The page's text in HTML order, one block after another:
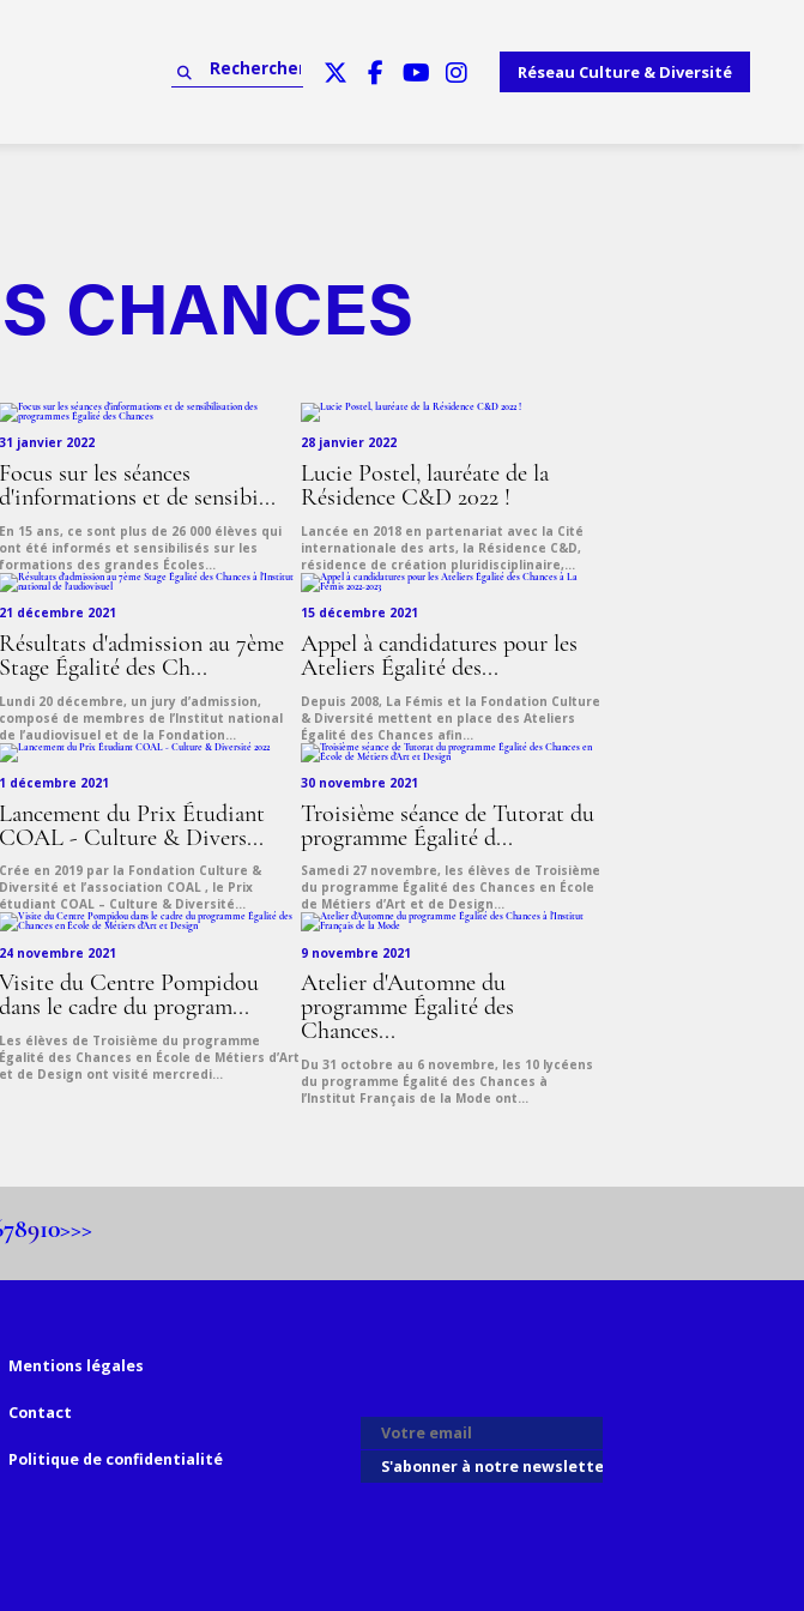
Réseau Culture & Diversité
CHANCES
31 janvier 2022
Focus sur les séances
d'informations et de sensibi...
En 15 ans, ce sont plus de 26 000 élèves qui
ont été informés et sensibilisés sur les
formations des grandes Écoles...
28 janvier 2022
Lucie Postel, lauréate de la
Résidence C&D 2022 !
Lancée en 2018 en partenariat avec la Cité
internationale des arts, la Résidence C&D,
résidence de création pluridisciplinaire,...
21 décembre 2021
Résultats d'admission au 7ème
Stage Égalité des Ch...
Lundi 20 décembre, un jury d’admission,
composé de membres de l’Institut national
de l’audiovisuel et de la Fondation...
15 décembre 2021
Appel à candidatures pour les
Ateliers Égalité des...
Depuis 2008, La Fémis et la Fondation Culture
& Diversité mettent en place des Ateliers
Égalité des Chances afin...
1 décembre 2021
Lancement du Prix Étudiant
COAL - Culture & Divers...
Crée en 2019 par la Fondation Culture &
Diversité et l’association COAL , le Prix
étudiant COAL – Culture & Diversité...
30 novembre 2021
Troisième séance de Tutorat du
programme Égalité d...
Samedi 27 novembre, les élèves de Troisième
du programme Égalité des Chances en École
de Métiers d’Art et de Design...
24 novembre 2021
Visite du Centre Pompidou
dans le cadre du program...
Les élèves de Troisième du programme
Égalité des Chances en École de Métiers d’Art
et de Design ont visité mercredi...
9 novembre 2021
Atelier d'Automne du
programme Égalité des
Chances...
Du 31 octobre au 6 novembre, les 10 lycéens
du programme Égalité des Chances à
l’Institut Français de la Mode ont...
78910>>>
Mentions légales
Contact
Politique de confidentialité